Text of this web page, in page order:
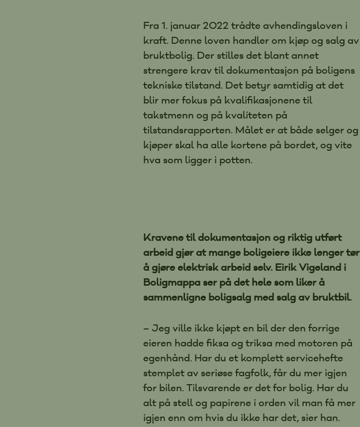
Fra 1. januar 2022 trådte avhendingsloven i
kraft. Denne loven handler om kjøp og salg av
bruktbolig. Der stilles det blant annet
strengere krav til dokumentasjon på boligens
tekniske tilstand. Det betyr samtidig at det
blir mer fokus på kvalifikasjonene til
takstmenn og på kvaliteten på
tilstandsrapporten. Målet er at både selger og
kjøper skal ha alle kortene på bordet, og vite
hva som ligger i potten.
Kravene til dokumentasjon og riktig utført
arbeid gjør at mange boligeiere ikke lenger tør
å gjøre elektrisk arbeid selv. Eirik Vigeland i
Boligmappa ser på det hele som liker å
sammenligne boligsalg med salg av bruktbil.
– Jeg ville ikke kjøpt en bil der den forrige
eieren hadde fiksa og triksa med motoren på
egenhånd. Har du et komplett servicehefte
stemplet av seriøse fagfolk, får du mer igjen
for bilen. Tilsvarende er det for bolig. Har du
alt på stell og papirene i orden vil man få mer
igjen enn om hvis du ikke har det, sier han.